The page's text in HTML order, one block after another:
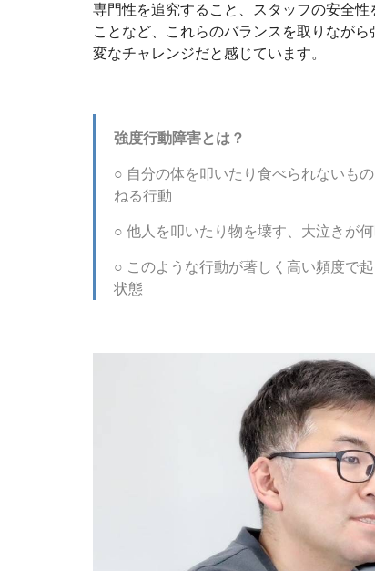
専門性を追究すること、スタッフの安全
ことなど、これらのバランスを取りなが
変なチャレンジだと感じています。
強度行動障害とは？
○ 自分の体を叩いたり食べられないも
ねる行動
○ 他人を叩いたり物を壊す、大泣きが
○ このような行動が著しく高い頻度で
状態